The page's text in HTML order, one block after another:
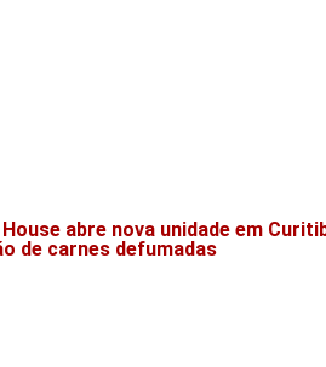
abre nova unidade em
de carnes defumadas